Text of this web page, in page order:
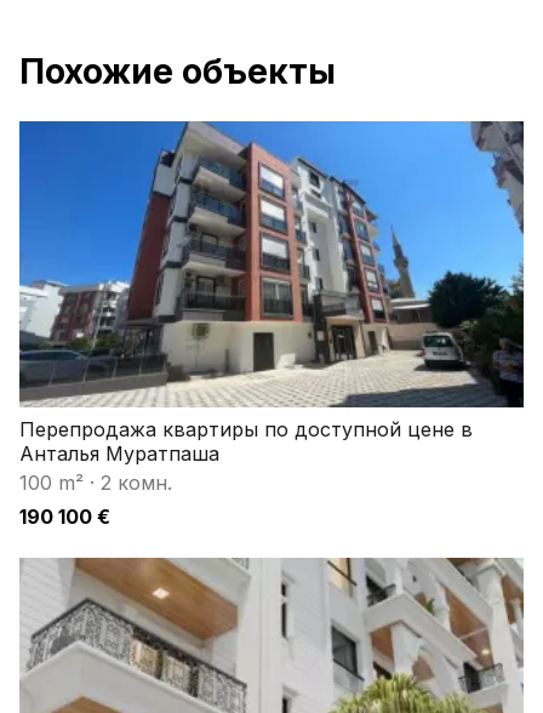
Похожие объекты
Перепродажа квартиры по доступной цене в
Анталья Муратпаша
100 m² · 2 комн.
190 100 €